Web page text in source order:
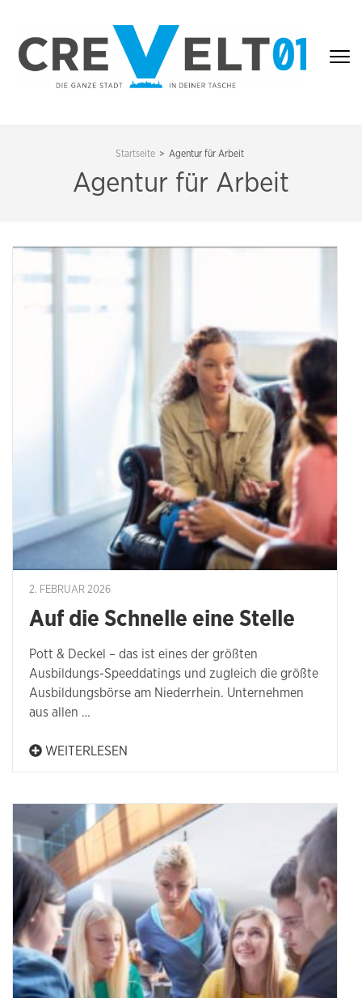
springen
(Enter
DEINER TASCHE
Startseite > Agentur für Arbeit
Agentur für Arbeit
2. FEBRUAR 2026
Auf die Schnelle eine Stelle
Pott & Deckel – das ist eines der größten
Ausbildungs-Speeddatings und zugleich die größte
Ausbildungsbörse am Niederrhein. Unternehmen
aus allen …
WEITERLESEN